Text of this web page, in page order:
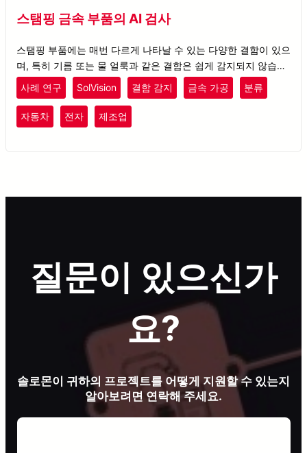
스탬핑 금속 부품의 AI 검사
스탬핑 부품에는 매번 다르게 나타날 수 있는 다양한 결함이 있으
며, 특히 기름 또는 물 얼룩과 같은 결함은 쉽게 감지되지 않습니
다.
사례 연구 SolVision 결함 감지 금속 가공 분류
자동차 전자 제조업
질문이 있으신가
요?
솔로몬이 귀하의 프로젝트를 어떻게 지원할 수 있는지
알아보려면 연락해 주세요.